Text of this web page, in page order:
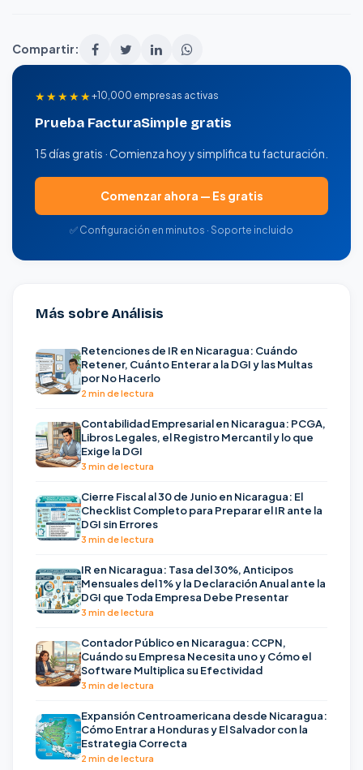
Compartir:
★★★★★+10,000 empresas activas
Prueba FacturaSimple gratis
15 días gratis · Comienza hoy y simplifica tu facturación.
Comenzar ahora — Es gratis
✅ Configuración en minutos · Soporte incluido
Más sobre Análisis
Retenciones de IR en Nicaragua: Cuándo
Retener, Cuánto Enterar a la DGI y las Multas
por No Hacerlo
2 min de lectura
Contabilidad Empresarial en Nicaragua: PCGA,
Libros Legales, el Registro Mercantil y lo que
Exige la DGI
3 min de lectura
Cierre Fiscal al 30 de Junio en Nicaragua: El
Checklist Completo para Preparar el IR ante la
DGI sin Errores
3 min de lectura
IR en Nicaragua: Tasa del 30%, Anticipos
Mensuales del 1% y la Declaración Anual ante la
DGI que Toda Empresa Debe Presentar
3 min de lectura
Contador Público en Nicaragua: CCPN,
Cuándo su Empresa Necesita uno y Cómo el
Software Multiplica su Efectividad
3 min de lectura
Expansión Centroamericana desde Nicaragua:
Cómo Entrar a Honduras y El Salvador con la
Estrategia Correcta
2 min de lectura